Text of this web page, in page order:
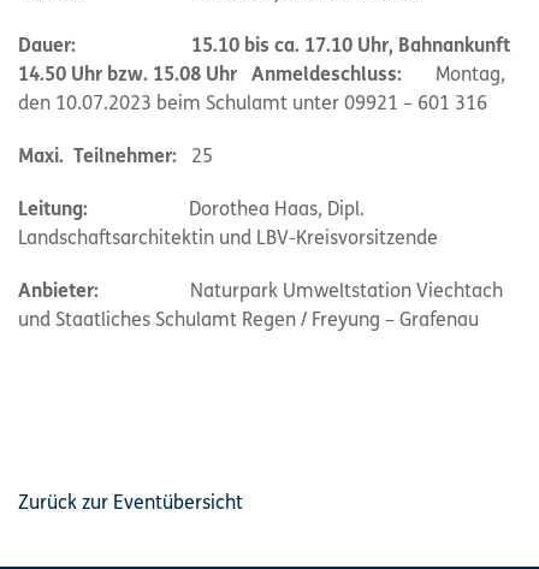
Dauer: 15.10 bis ca. 17.10 Uhr, Bahnankunft
14.50 Uhr bzw. 15.08 Uhr Anmeldeschluss: Montag,
den 10.07.2023 beim Schulamt unter 09921 – 601 316
Maxi. Teilnehmer: 25
Leitung:
Dorothea Haas, Dipl.
Landschaftsarchitektin und LBV-Kreisvorsitzende
Anbieter:
Naturpark Umweltstation Viechtach
und Staatliches Schulamt Regen / Freyung – Grafenau
Zurück zur Eventübersicht